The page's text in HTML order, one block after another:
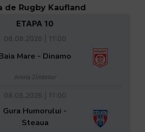
de Rugby Kaufland
ETAPA 10
08.08.2026 | 11:00
Mare - Dinamo
Arena Zimbrilor
08.08.2026 | 11:00
Gura Humorului -
Steaua